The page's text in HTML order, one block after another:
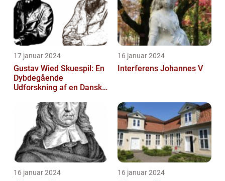
17 januar 2024
Gustav Wied Skuespil: En
Dybdegående
Udforskning af en Dansk
16 januar 2024
Interferens Johannes V
16 januar 2024 16 januar 2024